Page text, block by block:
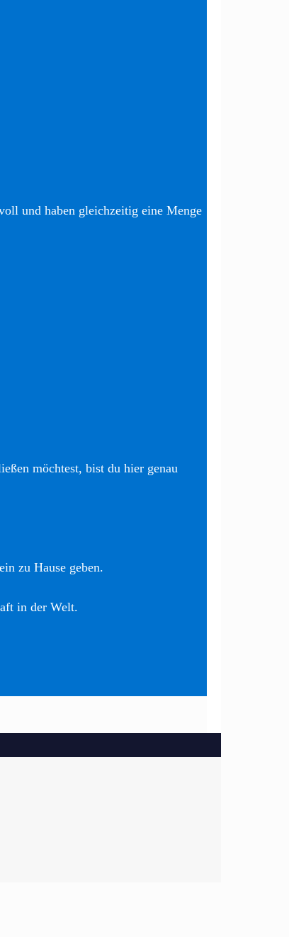
und haben gleichzeitig eine Menge
möchtest, bist du hier genau
zu Hause geben.
in der Welt.